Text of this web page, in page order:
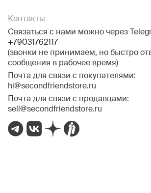
Контакты
Связаться с нами можно через
+79031762117
(звонки не принимаем, но быстро
сообщения в рабочее время)
Почта для связи с покупателями:
hi@secondfriendstore.ru
Почта для связи с продавцами:
sell@secondfriendstore.ru